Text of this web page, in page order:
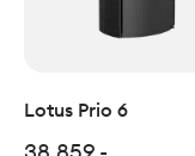
Lotus Prio 6